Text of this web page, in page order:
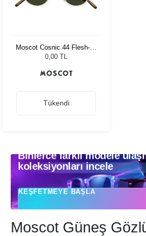
Moscot Cosnic 44 Flesh-D.
Brown/Gold G15 Pln
0,00 TL
Tükendi
Binlerce farklı modele ulaşmak için
Binlerce farklı modele
koleksiyonları incele
KEŞFETMEYE BAŞLA
Moscot Güneş